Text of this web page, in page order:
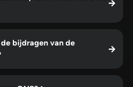
bijdragen van de